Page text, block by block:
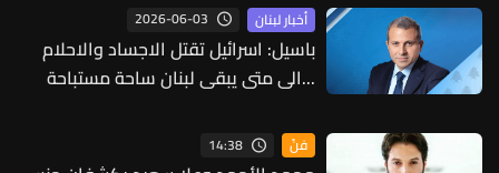
أخبار لبنان 2026-06-03
باسيل: اسرائيل تقتل الاجساد والاحلام
...الى متى يبقى لبنان ساحة مستباحة
فنّ 14:38